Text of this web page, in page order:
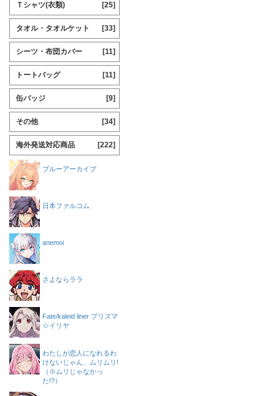
Ｔシャツ(衣類) [25]
タオル・タオルケット [33]
シーツ・布団カバー [11]
トートバッグ [11]
缶バッジ [9]
その他 [34]
海外発送対応商品 [222]
ブルーアーカイブ
日本ファルコム
anemoi
さよならララ
Fate/kaleid liner プリズマ
☆イリヤ
わたしが恋人になれるわ
けないじゃん、ムリムリ!
（※ムリじゃなかっ
た!?）